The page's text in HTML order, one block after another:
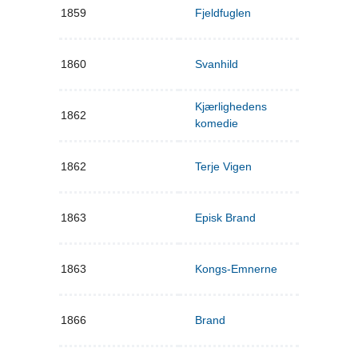
1859 Fjeldfuglen
1860 Svanhild
1862
Kjærlighedens
komedie
1862 Terje Vigen
1863 Episk Brand
1863 Kongs-Emnerne
1866 Brand